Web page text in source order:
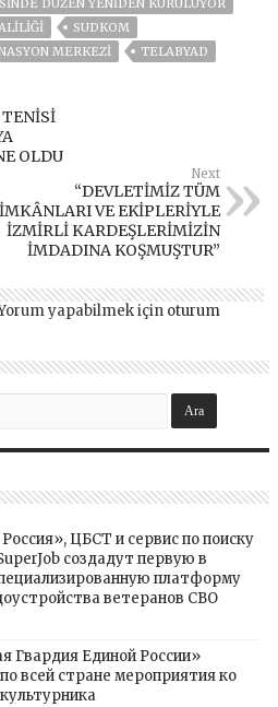
DÜZEN YENIDEN KURULUYOR
SUDKOM
MERKEZI
TELABYAD
TENİSİ
OLDU
Next
“DEVLETİMİZ TÜM
İMKÂNLARI VE EKİPLERİYLE
İZMİRLİ KARDEŞLERİMİZİN
İMDADINA KOŞMUŞTUR”
yapabilmek için oturum
ЦБСТ и сервис по поиску
создадут первую в
платформу
ветеранов СВО
Гвардия Единой России»
всей стране мероприятия ко